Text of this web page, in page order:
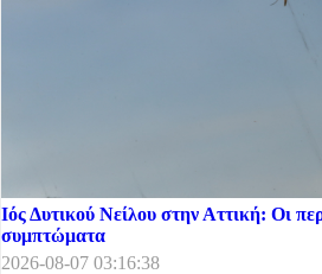
Ιός Δυτικού Νείλου στην Αττική: Οι
συμπτώματα
2026-08-07 03:16:38